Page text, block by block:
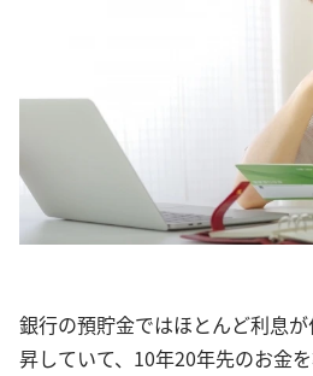
銀行の預貯金ではほとんど利息
昇していて、10年20年先のお金